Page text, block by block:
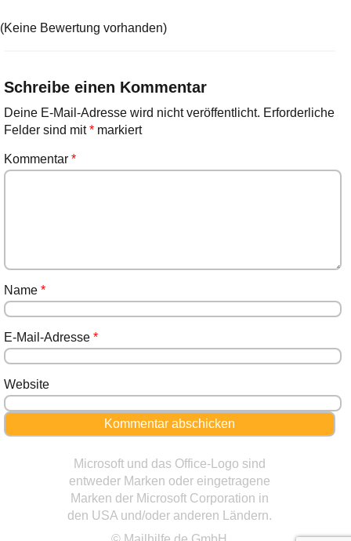
(Keine Bewertung vorhanden)
Schreibe einen Kommentar
Deine E-Mail-Adresse wird nicht veröffentlicht. Erforderliche
Felder sind mit*markiert
Kommentar *
Name *
E-Mail-Adresse *
Website
Microsoft und das Office-Logo sind
entweder Marken oder eingetragene
Marken der Microsoft Corporation in
den USA und/oder anderen Ländern.